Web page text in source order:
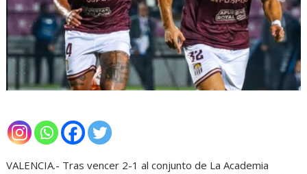
VALENCIA.- Tras vencer 2-1 al conjunto de La Academia